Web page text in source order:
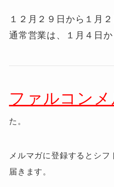
１２月２９日から１月
通常営業は、１月４日か
ファルコン
た。
メルマガに登録するとシ
届きます。